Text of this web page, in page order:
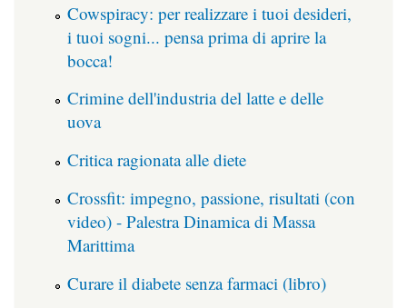
Cowspiracy: per realizzare i tuoi desideri,
i tuoi sogni... pensa prima di aprire la
bocca!
Crimine dell'industria del latte e delle
uova
Critica ragionata alle diete
Crossfit: impegno, passione, risultati (con
video) - Palestra Dinamica di Massa
Marittima
Curare il diabete senza farmaci (libro)